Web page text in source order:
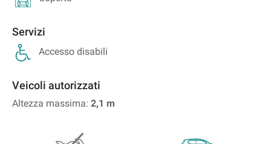
Servizi
Accesso disabili
Veicoli autorizzati
Altezza massima: 2,1 m